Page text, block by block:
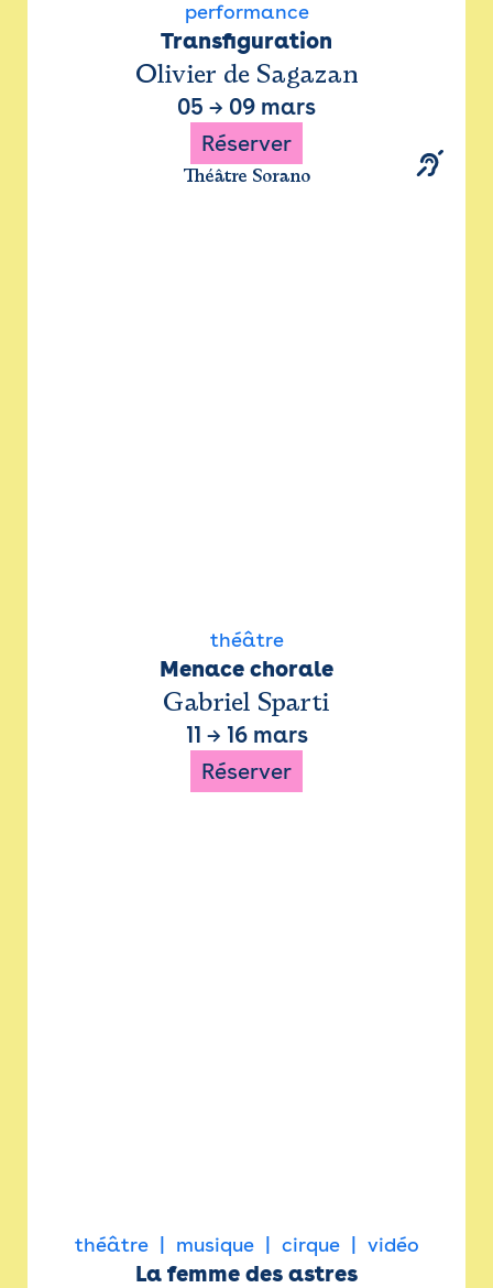
performance
Transfiguration
Olivier de Sagazan
05 → 09 mars
Réserver
Théâtre Sorano
théâtre
Menace chorale
Gabriel Sparti
11 → 16 mars
Réserver
théâtre musique cirque vidéo
La femme des astres